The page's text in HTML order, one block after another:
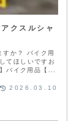
クスルシャ
すか？ バイク用
てほしいですお
バイク用品【...
2026.03.10